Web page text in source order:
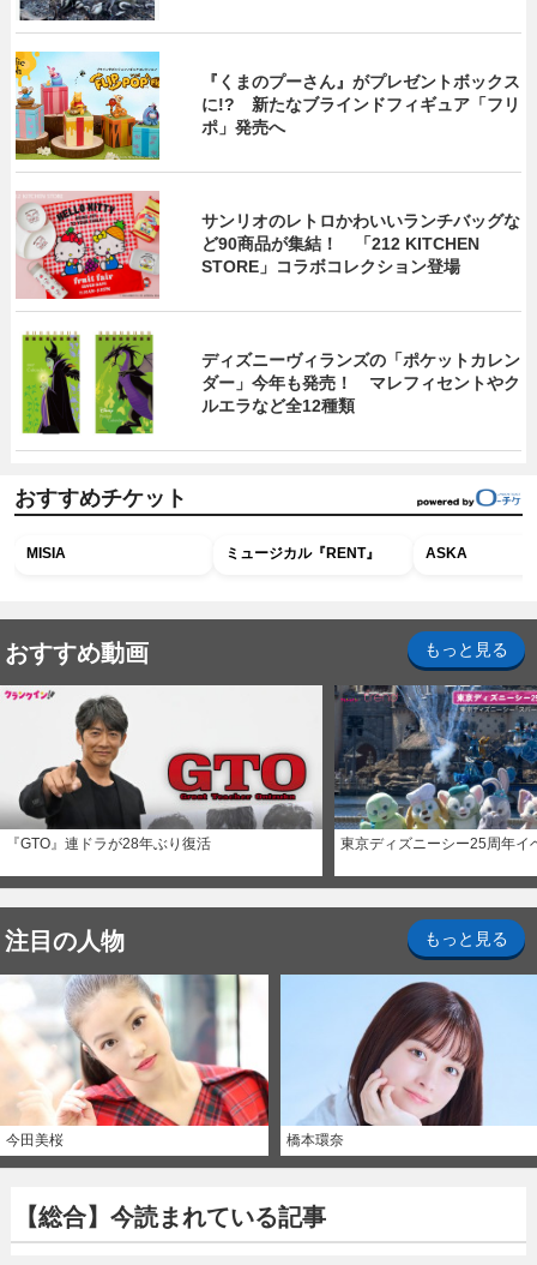
『くまのプーさん』がプレゼントボックス
に!? 新たなブラインドフィギュア「フリ
ポ」発売へ
サンリオのレトロかわいいランチバッグな
ど90商品が集結！ 「212 KITCHEN
STORE」コラボコレクション登場
ディズニーヴィランズの「ポケットカレン
ダー」今年も発売！ マレフィセントやク
ルエラなど全12種類
おすすめチケット
MISIA ミュージカル『RENT』 ASKA
おすすめ動画 もっと見る
『GTO』連ドラが28年ぶり復活 東京ディズニーシー25周年イ
注目の人物 もっと見る
今田美桜 橋本環奈
【総合】今読まれている記事